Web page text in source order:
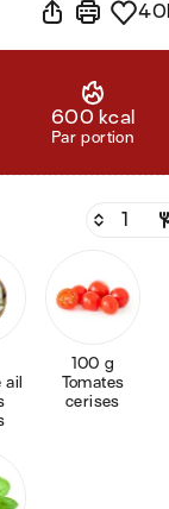
600 kcal
Par portion
100 g
Tomates
cerises